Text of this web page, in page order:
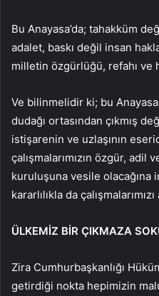
Bu Anayasa’da; tahakküm
adalet, baskı değil insan
milletin özgürlüğü, refahı ve
Ve bilinmelidir ki; bu
dudağı ortasından çıkmış
istişarenin ve uzlaşının
çalışmalarımızın özgür, adil
kuruluşuna vesile olacağına
kararlılıkla da
ÜLKEMİZ BİR ÇIKMAZA
Zira Cumhurbaşkanlığı
getirdiği nokta hepimizin